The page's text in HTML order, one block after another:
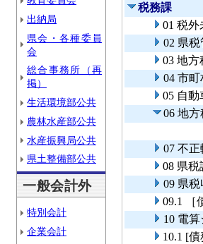
出納局
県会・各種委員
会
総合事務所（再
掲）
生活環境部公共
農林水産部公共
水産振興局公共
県土整備部公共
一般会計外
特別会計
企業会計
税務課
01 税
02 県
03 地
04 市
05 自
06 地
07 不
08 県税
09 県
09.1 ［
10 電
10.1 [